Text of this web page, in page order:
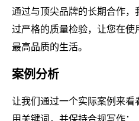
通过与顶尖品牌的长期合作
过严格的质量检验，让您在使
最高品质的生活。
案例分析
让我们通过一个实际案例来看
用关键词，并保持合规写作：